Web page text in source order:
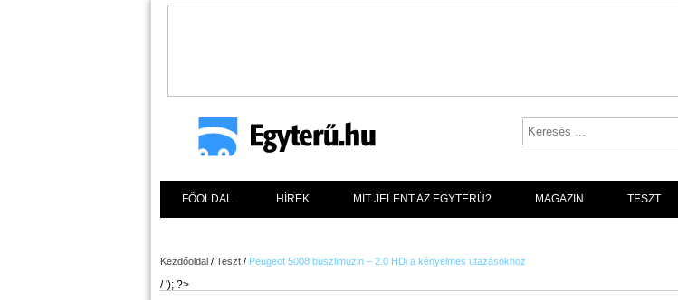
FŐOLDAL HÍREK MIT JELENT AZ EGYTERŰ? MAGAZIN TESZT
Kezdőoldal / Teszt / Peugeot 5008 buszlimuzin – 2.0 HDi a kényelmes utazásokhoz
/ '); ?>